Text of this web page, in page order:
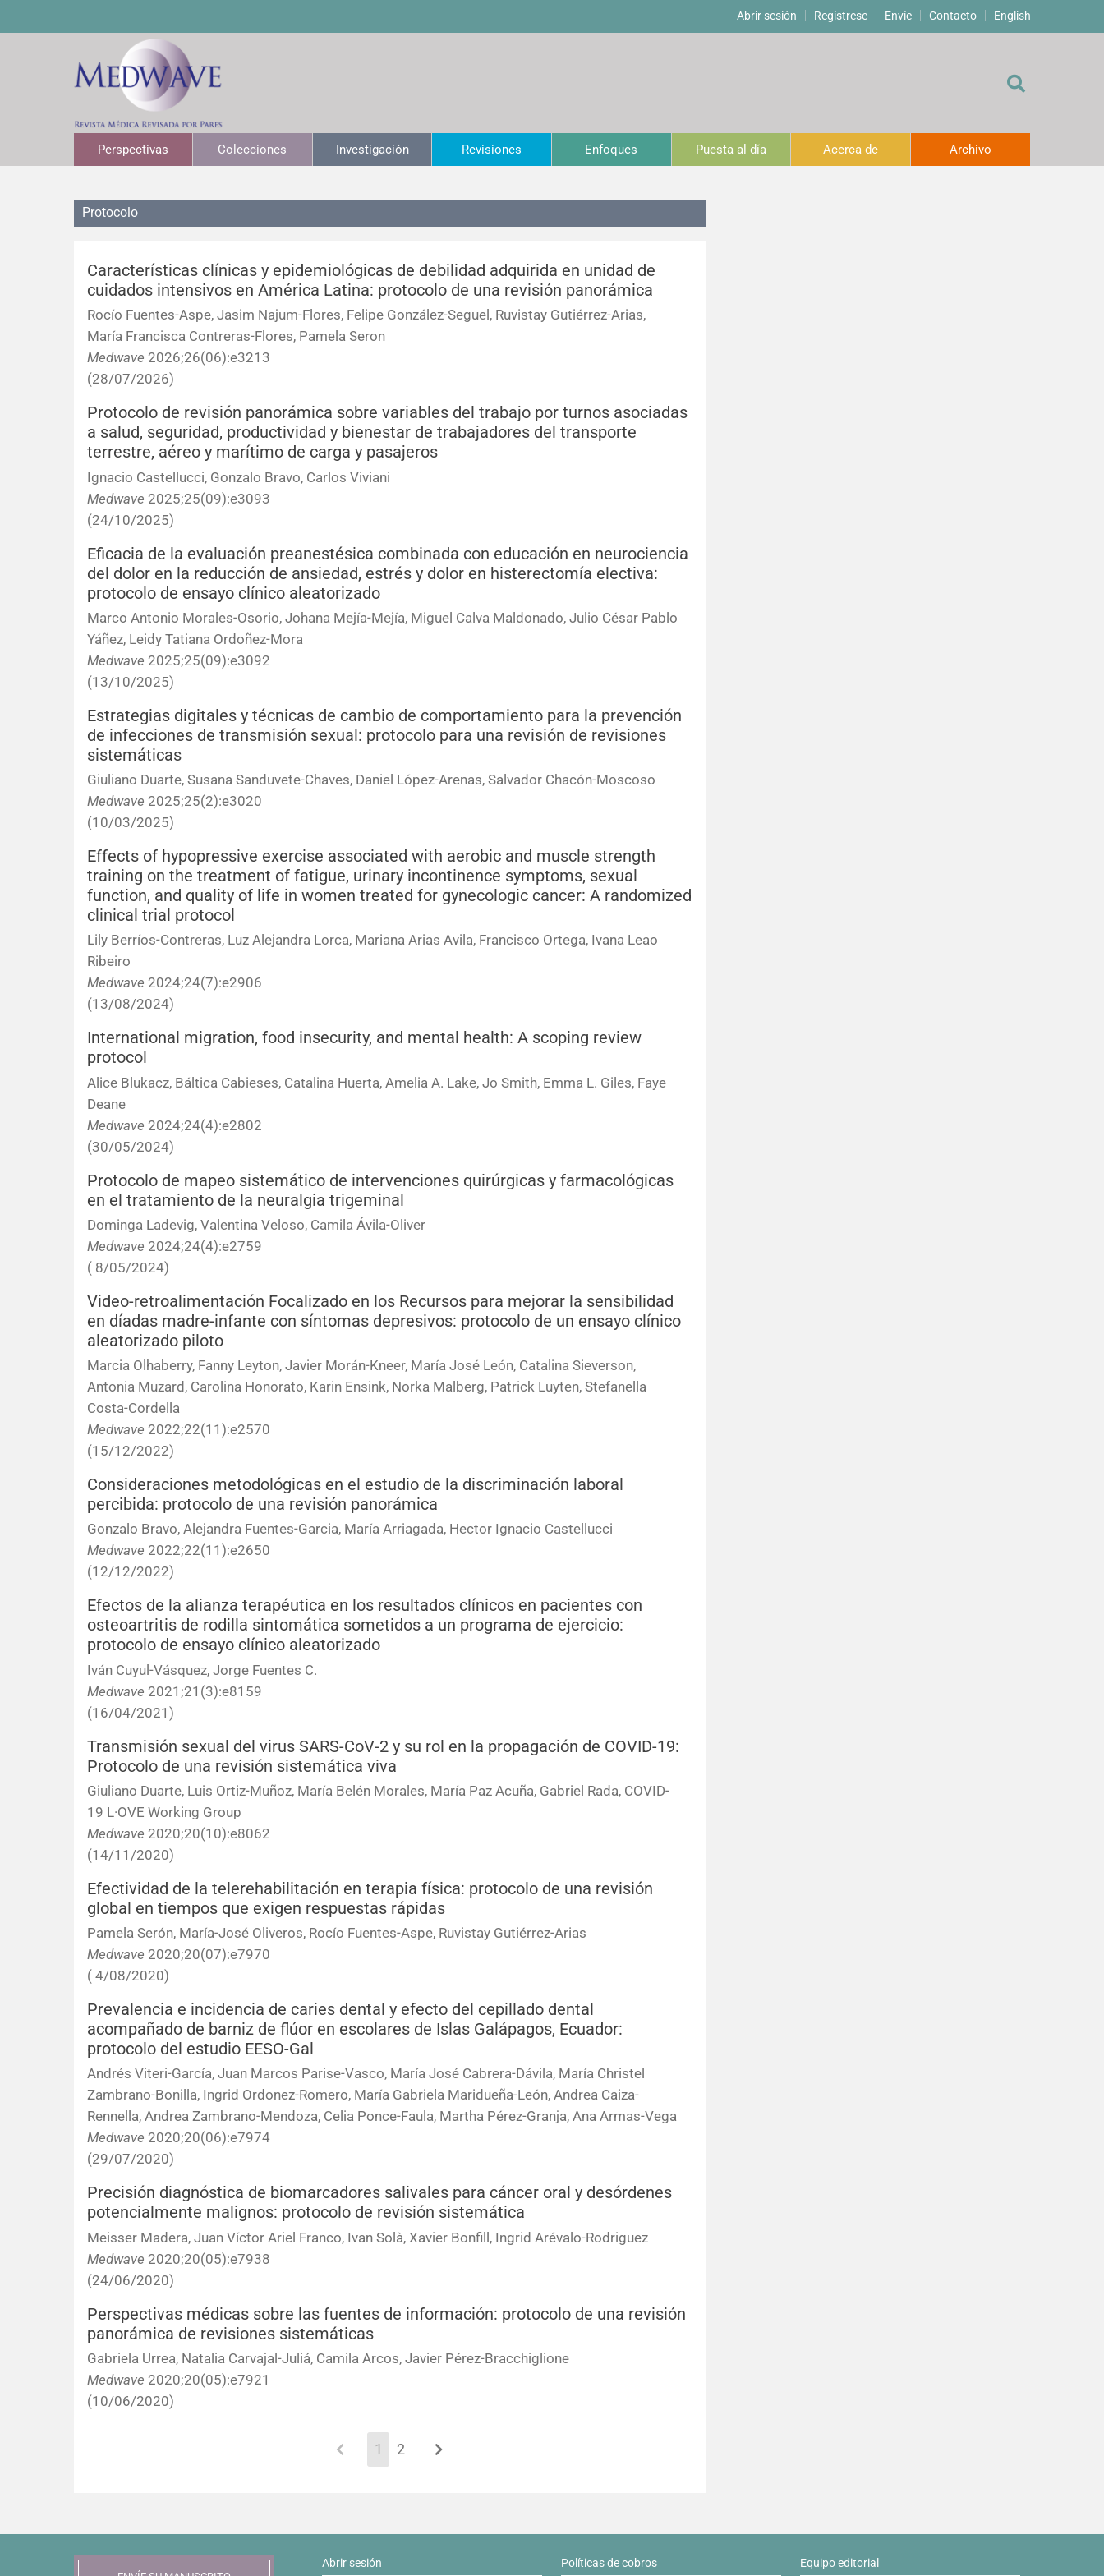
Abrir sesión Regístrese Envíe Contacto English
Perspectivas Colecciones Investigación Revisiones Enfoques Puesta al día Acerca de Archivo
Protocolo
Características clínicas y epidemiológicas de debilidad adquirida en unidad de
cuidados intensivos en América Latina: protocolo de una revisión panorámica
Rocío Fuentes-Aspe, Jasim Najum-Flores, Felipe González-Seguel, Ruvistay Gutiérrez-Arias,
María Francisca Contreras-Flores, Pamela Seron
Medwave 2026;26(06):e3213
(28/07/2026)
Protocolo de revisión panorámica sobre variables del trabajo por turnos asociadas
a salud, seguridad, productividad y bienestar de trabajadores del transporte
terrestre, aéreo y marítimo de carga y pasajeros
Ignacio Castellucci, Gonzalo Bravo, Carlos Viviani
Medwave 2025;25(09):e3093
(24/10/2025)
Eficacia de la evaluación preanestésica combinada con educación en neurociencia
del dolor en la reducción de ansiedad, estrés y dolor en histerectomía electiva:
protocolo de ensayo clínico aleatorizado
Marco Antonio Morales-Osorio, Johana Mejía-Mejía, Miguel Calva Maldonado, Julio César Pablo
Yáñez, Leidy Tatiana Ordoñez-Mora
Medwave 2025;25(09):e3092
(13/10/2025)
Estrategias digitales y técnicas de cambio de comportamiento para la prevención
de infecciones de transmisión sexual: protocolo para una revisión de revisiones
sistemáticas
Giuliano Duarte, Susana Sanduvete-Chaves, Daniel López-Arenas, Salvador Chacón-Moscoso
Medwave 2025;25(2):e3020
(10/03/2025)
Effects of hypopressive exercise associated with aerobic and muscle strength
training on the treatment of fatigue, urinary incontinence symptoms, sexual
function, and quality of life in women treated for gynecologic cancer: A randomized
clinical trial protocol
Lily Berríos-Contreras, Luz Alejandra Lorca, Mariana Arias Avila, Francisco Ortega, Ivana Leao
Ribeiro
Medwave 2024;24(7):e2906
(13/08/2024)
International migration, food insecurity, and mental health: A scoping review
protocol
Alice Blukacz, Báltica Cabieses, Catalina Huerta, Amelia A. Lake, Jo Smith, Emma L. Giles, Faye
Deane
Medwave 2024;24(4):e2802
(30/05/2024)
Protocolo de mapeo sistemático de intervenciones quirúrgicas y farmacológicas
en el tratamiento de la neuralgia trigeminal
Dominga Ladevig, Valentina Veloso, Camila Ávila-Oliver
Medwave 2024;24(4):e2759
( 8/05/2024)
Video-retroalimentación Focalizado en los Recursos para mejorar la sensibilidad
en díadas madre-infante con síntomas depresivos: protocolo de un ensayo clínico
aleatorizado piloto
Marcia Olhaberry, Fanny Leyton, Javier Morán-Kneer, María José León, Catalina Sieverson,
Antonia Muzard, Carolina Honorato, Karin Ensink, Norka Malberg, Patrick Luyten, Stefanella
Costa-Cordella
Medwave 2022;22(11):e2570
(15/12/2022)
Consideraciones metodológicas en el estudio de la discriminación laboral
percibida: protocolo de una revisión panorámica
Gonzalo Bravo, Alejandra Fuentes-Garcia, María Arriagada, Hector Ignacio Castellucci
Medwave 2022;22(11):e2650
(12/12/2022)
Efectos de la alianza terapéutica en los resultados clínicos en pacientes con
osteoartritis de rodilla sintomática sometidos a un programa de ejercicio:
protocolo de ensayo clínico aleatorizado
Iván Cuyul-Vásquez, Jorge Fuentes C.
Medwave 2021;21(3):e8159
(16/04/2021)
Transmisión sexual del virus SARS-CoV-2 y su rol en la propagación de COVID-19:
Protocolo de una revisión sistemática viva
Giuliano Duarte, Luis Ortiz-Muñoz, María Belén Morales, María Paz Acuña, Gabriel Rada, COVID-
19 L·OVE Working Group
Medwave 2020;20(10):e8062
(14/11/2020)
Efectividad de la telerehabilitación en terapia física: protocolo de una revisión
global en tiempos que exigen respuestas rápidas
Pamela Serón, María-José Oliveros, Rocío Fuentes-Aspe, Ruvistay Gutiérrez-Arias
Medwave 2020;20(07):e7970
( 4/08/2020)
Prevalencia e incidencia de caries dental y efecto del cepillado dental
acompañado de barniz de flúor en escolares de Islas Galápagos, Ecuador:
protocolo del estudio EESO-Gal
Andrés Viteri-García, Juan Marcos Parise-Vasco, María José Cabrera-Dávila, María Christel
Zambrano-Bonilla, Ingrid Ordonez-Romero, María Gabriela Maridueña-León, Andrea Caiza-
Rennella, Andrea Zambrano-Mendoza, Celia Ponce-Faula, Martha Pérez-Granja, Ana Armas-Vega
Medwave 2020;20(06):e7974
(29/07/2020)
Precisión diagnóstica de biomarcadores salivales para cáncer oral y desórdenes
potencialmente malignos: protocolo de revisión sistemática
Meisser Madera, Juan Víctor Ariel Franco, Ivan Solà, Xavier Bonfill, Ingrid Arévalo-Rodriguez
Medwave 2020;20(05):e7938
(24/06/2020)
Perspectivas médicas sobre las fuentes de información: protocolo de una revisión
panorámica de revisiones sistemáticas
Gabriela Urrea, Natalia Carvajal-Juliá, Camila Arcos, Javier Pérez-Bracchiglione
Medwave 2020;20(05):e7921
(10/06/2020)
1 2
Abrir sesión Políticas de cobros Equipo editorial